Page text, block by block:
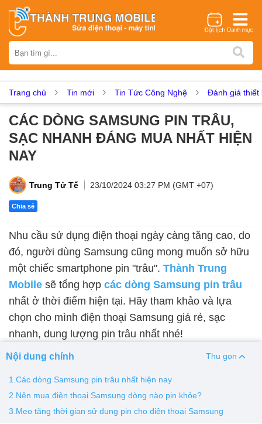
iPhone Samsung Oppo Xiaomi Realme Vivo
Asus Sony Vertu LG Tecno
Dịch vụ sửa chữa
Thay mic Thay rung Thay main Unlock - Mở Khoá
Màn hình Google Pixel
Thay pin
Pin iPhone Pin Samsumg Pin Oppo Pin Xiaomi
Pin Realme
Vỏ Huawei Vỏ Vivo
Trang chủ Tin mới Tin Tức Công Nghệ Đánh giá thiết
CÁC DÒNG SAMSUNG PIN TRÂU,
SẠC NHANH ĐÁNG MUA NHẤT HIỆN
NAY
Trung Tử Tế 23/10/2024 03:27 PM (GMT +07)
Chia sẻ
Nhu cầu sử dụng điện thoại ngày càng tăng cao, do
đó, người dùng Samsung cũng mong muốn sở hữu
một chiếc smartphone pin "trâu". Thành Trung
Mobile sẽ tổng hợp các dòng Samsung pin trâu
nhất ở thời điểm hiện tại. Hãy tham khảo và lựa
chọn cho mình điện thoại Samsung giá rẻ, sạc
nhanh, dung lượng pin trâu nhất nhé!
Nội dung chính Thu gọn
1.Các dòng Samsung pin trâu nhất hiện nay
2.Nên mua điện thoại Samsung dòng nào pin khỏe?
3.Mẹo tăng thời gian sử dụng pin cho điện thoại Samsung